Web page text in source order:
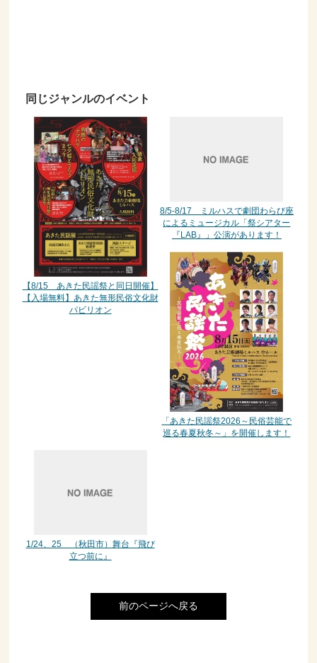
同じジャンルのイベント
【8/15 あきた民謡祭と同日開催】
【入場無料】あきた無形民俗文化財
パビリオン
8/5-8/17 ミルハスで劇団わらび座
によるミュージカル「祭シアター
『LAB』」公演があります！
「あきた民謡祭2026～民俗芸能で
巡る春夏秋冬～」を開催します！
1/24、25 （秋田市）舞台『飛び
立つ前に』
前のページへ戻る